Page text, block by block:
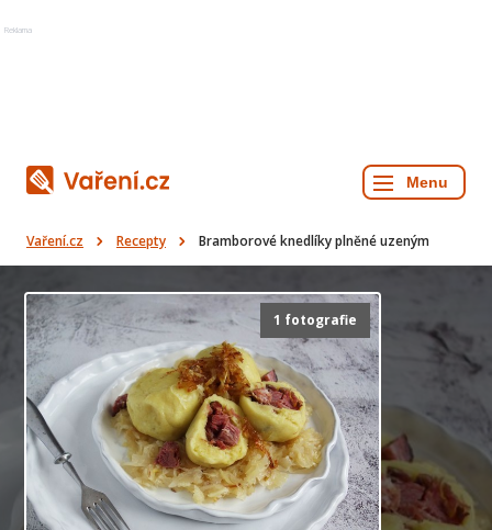
Reklama
Vaření.cz Recepty Bramborové knedlíky plněné uzeným
1 fotografie